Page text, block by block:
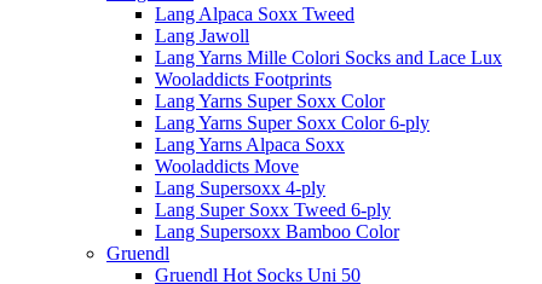
Lang Alpaca Soxx Tweed
Lang Jawoll
Lang Yarns Mille Colori Socks and Lace Lux
Wooladdicts Footprints
Lang Yarns Super Soxx Color
Lang Yarns Super Soxx Color 6-ply
Lang Yarns Alpaca Soxx
Wooladdicts Move
Lang Supersoxx 4-ply
Lang Super Soxx Tweed 6-ply
Lang Supersoxx Bamboo Color
Gruendl
Gruendl Hot Socks Uni 50